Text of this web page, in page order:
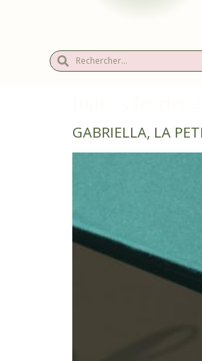
GABRIELLA, LA